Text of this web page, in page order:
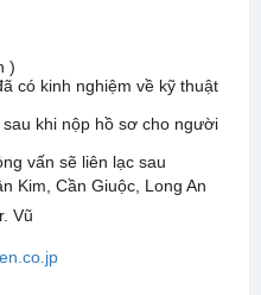
)
có kinh nghiệm về kỹ thuật
khi nộp hồ sơ cho người
vấn sẽ liên lạc sau
Kim, Cần Giuộc, Long An
Vũ